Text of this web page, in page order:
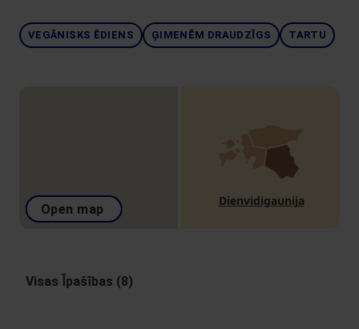
VEGĀNISKS ĒDIENS ĢIMENĒM DRAUDZĪGS TARTU
Open map
Dienvidigaunija
Visas Īpašības (8)